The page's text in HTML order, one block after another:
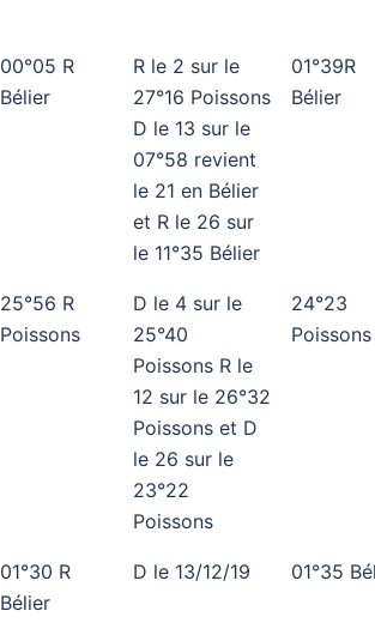
00°05 R
Bélier
R le 2 sur le
27°16 Poissons
D le 13 sur le
07°58 revient
le 21 en Bélier
et R le 26 sur
le 11°35 Bélier
01°39R
Bélier
25°56 R
Poissons
D le 4 sur le
25°40
Poissons R le
12 sur le 26°32
Poissons et D
le 26 sur le
23°22
Poissons
24°23
Poissons
01°30 R
Bélier
D le 13/12/19 01°35